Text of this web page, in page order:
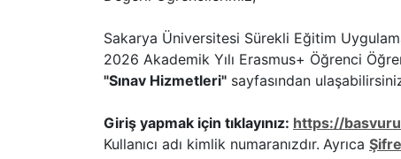
Sakarya Üniversitesi Sürekli Eğitim
2026 Akademik Yılı Erasmus+ Öğrenci
"Sınav Hizmetleri" sayfasından
Giriş yapmak için tıklayınız: https://
Kullanıcı adı kimlik numaranızdır. Ayrıca